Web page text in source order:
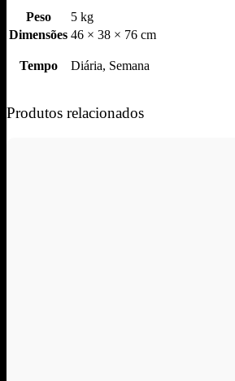
Peso
5 kg
Dimensões 46 × 38 × 76 cm
Tempo Diária, Semana
Produtos relacionados